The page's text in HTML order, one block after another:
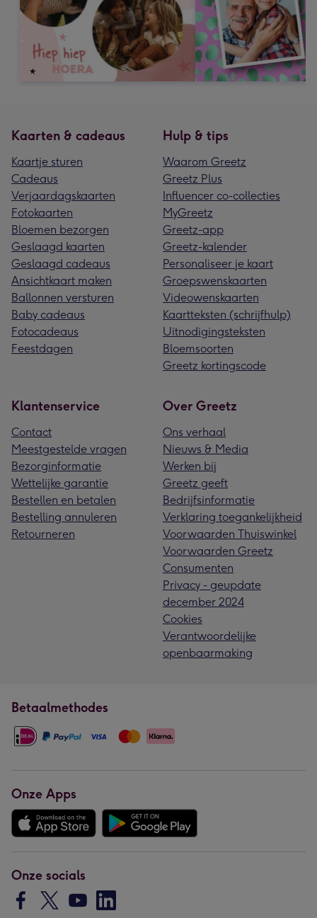
Kaarten & cadeaus
Kaartje sturen
Cadeaus
Verjaardagskaarten
Fotokaarten
Bloemen bezorgen
Geslaagd kaarten
Geslaagd cadeaus
Ansichtkaart maken
Ballonnen versturen
Baby cadeaus
Fotocadeaus
Feestdagen
Hulp & tips
Waarom Greetz
Greetz Plus
Influencer co-collecties
MyGreetz
Greetz-app
Greetz-kalender
Personaliseer je kaart
Groepswenskaarten
Videowenskaarten
Kaartteksten (schrijfhulp)
Uitnodigingsteksten
Bloemsoorten
Greetz kortingscode
Klantenservice
Contact
Meestgestelde vragen
Bezorginformatie
Wettelijke garantie
Bestellen en betalen
Bestelling annuleren
Retourneren
Over Greetz
Ons verhaal
Nieuws & Media
Werken bij
Greetz geeft
Bedrijfsinformatie
Verklaring toegankelijkheid
Voorwaarden Thuiswinkel
Voorwaarden Greetz
Consumenten
Privacy - geupdate
december 2024
Cookies
Verantwoordelijke
openbaarmaking
Betaalmethodes
Onze Apps
Onze socials